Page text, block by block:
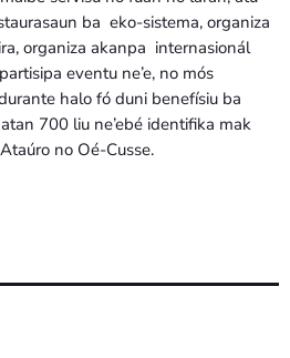
ba eko-sistema, organiza
organiza akanpa internasionál
eventu ne’e, no mós
halo fó duni benefísiu ba
700 liu ne’ebé identifika mak
no Oé-Cusse.